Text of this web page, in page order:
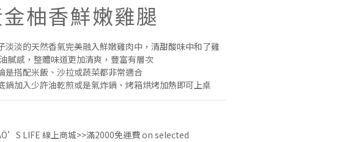
柚香鮮嫩雞腿
淡淡的天然香氣完美融入鮮嫩雞肉中，清甜酸味中和了雞
膩感，整體味道更加清爽，豐富有層次
是搭配米飯、沙拉或蔬菜都非常適合
鍋加入少許油乾煎或是氣炸鍋、烤箱烘烤加熱即可上桌
LIFE 線上商城>>滿2000免運費 on selected